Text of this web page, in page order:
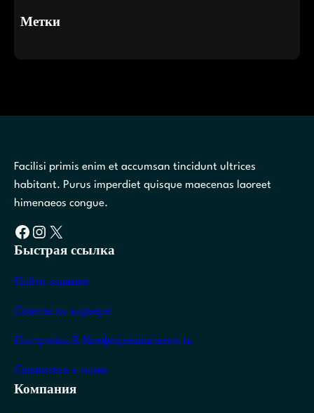
Метки
Facilisi primis enim et accumsan tincidunt ultrices
habitant. Purus imperdiet quisque maecenas laoreet
himenaeos congue.
Facebook Instagram X
Быстрая ссылка
Найти задание
Советы по карьере
Настройка & Конфиденциальность
Свяжитесь с нами
Компания